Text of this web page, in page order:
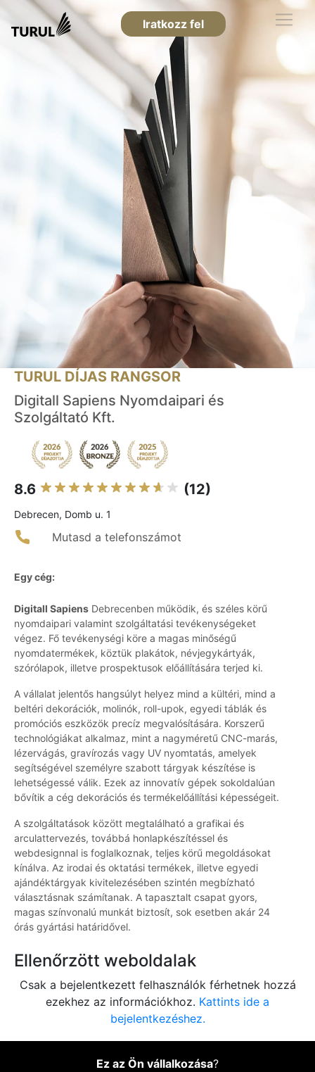
Iratkozz fel
TURUL DÍJAS RANGSOR
Digitall Sapiens Nyomdaipari és
Szolgáltató Kft.
8.6 (12)
Debrecen, Domb u. 1
Mutasd a telefonszámot
Egy cég:
Digitall Sapiens Debrecenben működik, és széles körű
nyomdaipari valamint szolgáltatási tevékenységeket
végez. Fő tevékenységi köre a magas minőségű
nyomdatermékek, köztük plakátok, névjegykártyák,
szórólapok, illetve prospektusok előállítására terjed ki.
A vállalat jelentős hangsúlyt helyez mind a kültéri, mind a
beltéri dekorációk, molinók, roll-upok, egyedi táblák és
promóciós eszközök precíz megvalósítására. Korszerű
technológiákat alkalmaz, mint a nagyméretű CNC-marás,
lézervágás, gravírozás vagy UV nyomtatás, amelyek
segítségével személyre szabott tárgyak készítése is
lehetségessé válik. Ezek az innovatív gépek sokoldalúan
bővítik a cég dekorációs és termékelőállítási képességeit.
A szolgáltatások között megtalálható a grafikai és
arculattervezés, továbbá honlapkészítéssel és
webdesignnal is foglalkoznak, teljes körű megoldásokat
kínálva. Az irodai és oktatási termékek, illetve egyedi
ajándéktárgyak kivitelezésében szintén megbízható
választásnak számítanak. A tapasztalt csapat gyors,
magas színvonalú munkát biztosít, sok esetben akár 24
órás gyártási határidővel.
Ellenőrzött weboldalak
Csak a bejelentkezett felhasználók férhetnek hozzá
ezekhez az információkhoz. Kattints ide a
bejelentkezéshez.
Ez az Ön vállalkozása?